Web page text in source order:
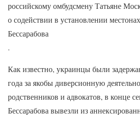
российскому омбудсмену Татьяне
о содействии в установлении
Бессарабова
.
Как известно, украинцы были
года за якобы диверсионную
родственников и адвокатов, в конце
Бессарабова вывезли из